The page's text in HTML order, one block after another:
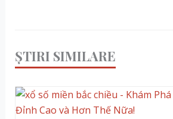
ȘTIRI SIMILARE